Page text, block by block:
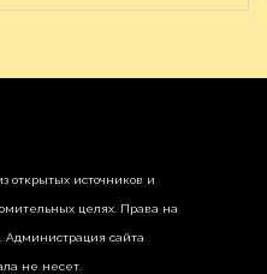
открытых источников и
целях. Права на
Администрация сайта
не несет.